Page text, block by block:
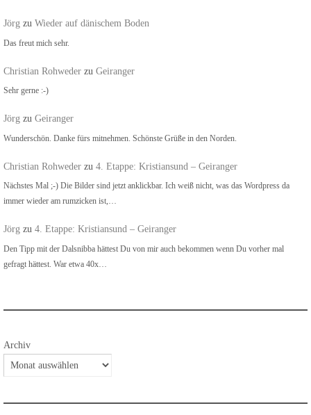
Jörg zu Wieder auf dänischem Boden
Das freut mich sehr.
Christian Rohweder zu Geiranger
Sehr gerne :-)
Jörg zu Geiranger
Wunderschön. Danke fürs mitnehmen. Schönste Grüße in den Norden.
Christian Rohweder zu 4. Etappe: Kristiansund – Geiranger
Nächstes Mal ;-) Die Bilder sind jetzt anklickbar. Ich weiß nicht, was das Wordpress da
immer wieder am rumzicken ist,…
Jörg zu 4. Etappe: Kristiansund – Geiranger
Den Tipp mit der Dalsnibba hättest Du von mir auch bekommen wenn Du vorher mal
gefragt hättest. War etwa 40x…
Archiv